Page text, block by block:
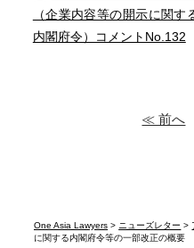
One Asia Lawyers > ニューズレター >
に関する内閣府令等の一部改正の概要
（企業内容等の開示に関
内閣府令）コメントNo.132
≪ 前へ